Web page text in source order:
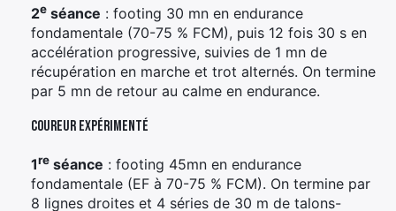
2e séance : footing 30 mn en endurance
fondamentale (70-75 % FCM), puis 12 fois 30 s en
accélération progressive, suivies de 1 mn de
récupération en marche et trot alternés. On termine
par 5 mn de retour au calme en endurance.
Coureur expérimenté
1re séance : footing 45mn en endurance
fondamentale (EF à 70-75 % FCM). On termine par
8 lignes droites et 4 séries de 30 m de talons-